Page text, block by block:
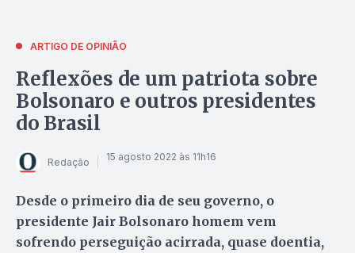
ARTIGO DE OPINIÃO
Reflexões de um patriota sobre
Bolsonaro e outros presidentes
do Brasil
Redação 15 agosto 2022 às 11h16
Desde o primeiro dia de seu governo, o
presidente Jair Bolsonaro homem vem
sofrendo perseguição acirrada, quase doentia,